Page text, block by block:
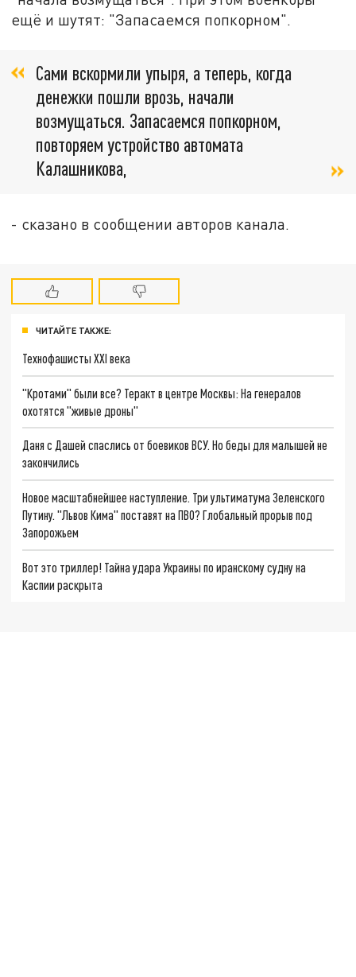
ещё и шутят: "Запасаемся попкорном".
Сами вскормили упыря, а теперь, когда
денежки пошли врозь, начали
возмущаться. Запасаемся попкорном,
повторяем устройство автомата
Калашникова,
- сказано в сообщении авторов канала.
ЧИТАЙТЕ ТАКЖЕ:
Технофашисты XXI века
"Кротами" были все? Теракт в центре Москвы: На генералов
охотятся "живые дроны"
Даня с Дашей спаслись от боевиков ВСУ. Но беды для малышей не
закончились
Новое масштабнейшее наступление. Три ультиматума Зеленского
Путину. "Львов Кима" поставят на ПВО? Глобальный прорыв под
Запорожьем
Вот это триллер! Тайна удара Украины по иранскому судну на
Каспии раскрыта